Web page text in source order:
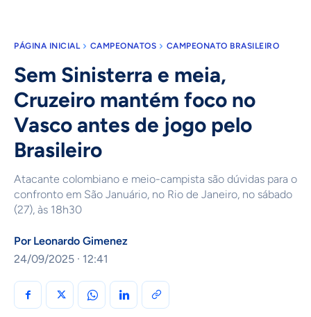
PÁGINA INICIAL CAMPEONATOS CAMPEONATO BRASILEIRO
Sem Sinisterra e meia,
Cruzeiro mantém foco no
Vasco antes de jogo pelo
Brasileiro
Atacante colombiano e meio-campista são dúvidas para o
confronto em São Januário, no Rio de Janeiro, no sábado
(27), às 18h30
Por Leonardo Gimenez
24/09/2025 · 12:41